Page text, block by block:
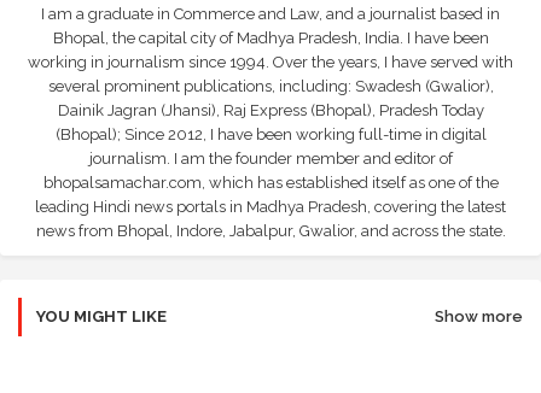
I am a graduate in Commerce and Law, and a journalist based in
Bhopal, the capital city of Madhya Pradesh, India. I have been
working in journalism since 1994. Over the years, I have served with
several prominent publications, including: Swadesh (Gwalior),
Dainik Jagran (Jhansi), Raj Express (Bhopal), Pradesh Today
(Bhopal); Since 2012, I have been working full-time in digital
journalism. I am the founder member and editor of
bhopalsamachar.com, which has established itself as one of the
leading Hindi news portals in Madhya Pradesh, covering the latest
news from Bhopal, Indore, Jabalpur, Gwalior, and across the state.
YOU MIGHT LIKE Show more